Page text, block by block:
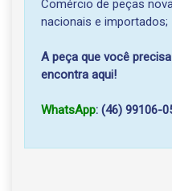
Comércio de peças
nacionais e importados;
A peça que você
encontra aqui!
WhatsApp: (46) 99106-